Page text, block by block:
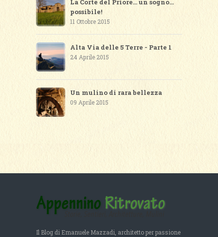
La Corte del Priore... un sogno...
possibile!
11 Ottobre 2015
Alta Via delle 5 Terre - Parte 1
24 Aprile 2015
Un mulino di rara bellezza
09 Aprile 2015
Il Blog di Emanuele Mazzadi, architetto per passione